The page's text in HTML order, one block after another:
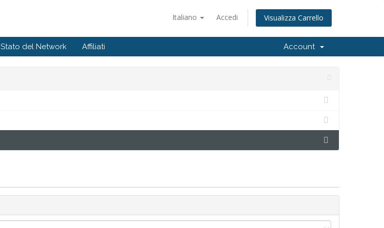
Italiano Accedi Visualizza Carrello
Stato del Network Affiliati Account